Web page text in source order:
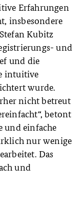
Erfahrungen
insbesondere
Kubitz
und
und die
intuitive
wurde.
nicht betreut
betont
und einfache
nur wenige
Das
und